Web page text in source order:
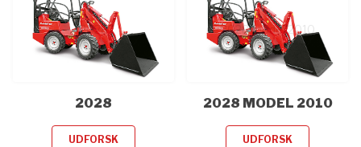
2028
2028
UDFORSK
2028 model 2010
2028 MODEL 2010
UDFORSK